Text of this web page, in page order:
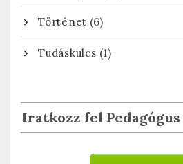
Történet (6)
Tudáskulcs (1)
Iratkozz fel